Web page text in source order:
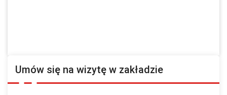
Umów się na wizytę w zakładzie